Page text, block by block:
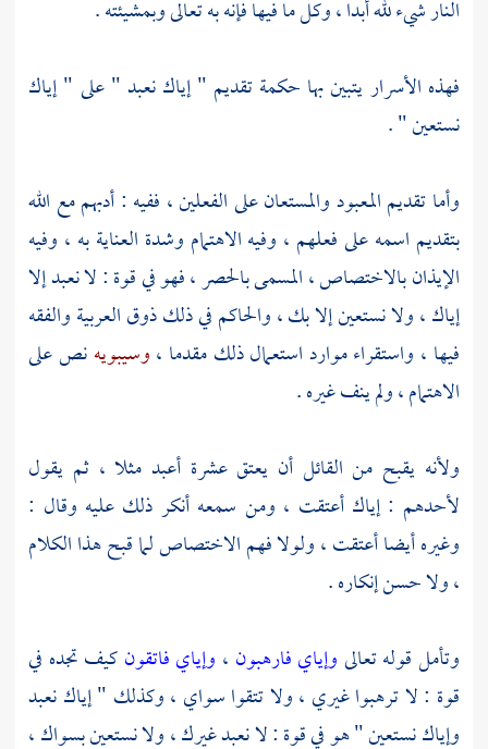
النار شيء لله أبدا ، وكل ما فيها فإنه به تعالى وبمشيئته .
فهذه الأسرار يتبين بها حكمة تقديم " إياك نعبد " على " إياك
نستعين " .
وأما تقديم المعبود والمستعان على الفعلين ، ففيه : أدبهم مع الله
بتقديم اسمه على فعلهم ، وفيه الاهتمام وشدة العناية به ، وفيه
الإيذان بالاختصاص ، المسمى بالحصر ، فهو في قوة : لا نعبد إلا
إياك ، ولا نستعين إلا بك ، والحاكم في ذلك ذوق العربية والفقه
فيها ، واستقراء موارد استعمال ذلك مقدما ،وسيبويهنص على
الاهتمام ، ولم ينف غيره .
ولأنه يقبح من القائل أن يعتق عشرة أعبد مثلا ، ثم يقول
لأحدهم : إياك أعتقت ، ومن سمعه أنكر ذلك عليه وقال :
وغيره أيضا أعتقت ، ولولا فهم الاختصاص لما قبح هذا الكلام
، ولا حسن إنكاره .
وتأمل قوله تعالىوإياي فارهبون ، وإياي فاتقونكيف تجده في
قوة : لا ترهبوا غيري ، ولا تتقوا سواي ، وكذلك " إياك نعبد
وإياك نستعين " هو في قوة : لا نعبد غيرك ، ولا نستعين بسواك ،